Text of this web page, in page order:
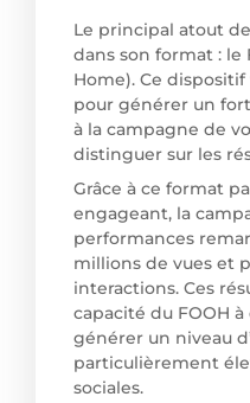
Le principal atout
dans son format : le
Home). Ce
pour générer un
à la campagne de
distinguer sur les
Grâce à ce format
engageant, la
performances
millions de vues et
interactions. Ces
capacité du FOOH
générer un niveau
particulièrement
sociales.